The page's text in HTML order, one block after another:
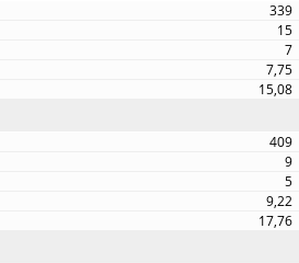
339
15
7
7,75
15,08
409
9
5
9,22
17,76